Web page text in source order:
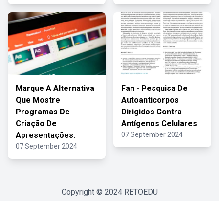
Marque A Alternativa
Que Mostre
Programas De
Criação De
Apresentações.
07 September 2024
Fan - Pesquisa De
Autoanticorpos
Dirigidos Contra
Antígenos Celulares
07 September 2024
Copyright © 2024 RETOEDU